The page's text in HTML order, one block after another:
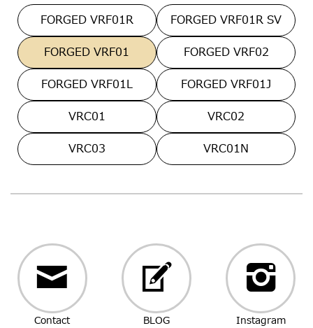
FORGED VRF01R
FORGED VRF01R SV
FORGED VRF01
FORGED VRF02
FORGED VRF01L
FORGED VRF01J
VRC01
VRC02
VRC03
VRC01N
Contact BLOG Instagram